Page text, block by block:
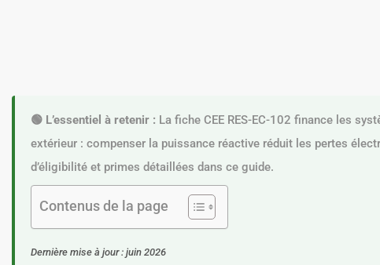
🟢 L’essentiel à retenir : La fiche CEE RES-EC-102 finance les
extérieur : compenser la puissance réactive réduit les pertes
d’éligibilité et primes détaillées dans ce guide.
Contenus de la page
Dernière mise à jour : juin 2026